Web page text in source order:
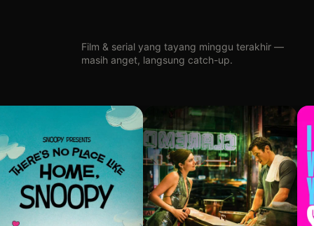
Film & serial yang tayang minggu terakhir —
masih anget, langsung catch-up.